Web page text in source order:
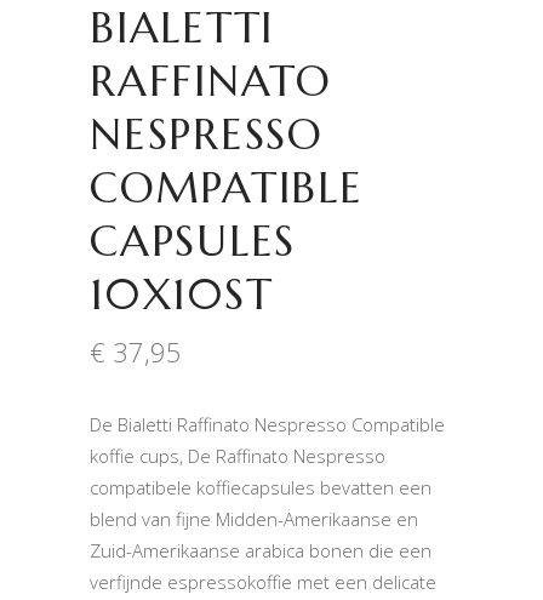
BIALETTI
RAFFINATO
NESPRESSO
COMPATIBLE
CAPSULES
10X10ST
€ 37,95
De Bialetti Raffinato Nespresso Compatible
koffie cups, De Raffinato Nespresso
compatibele koffiecapsules bevatten een
blend van fijne Midden-Amerikaanse en
Zuid-Amerikaanse arabica bonen die een
verfijnde espressokoffie met een delicate